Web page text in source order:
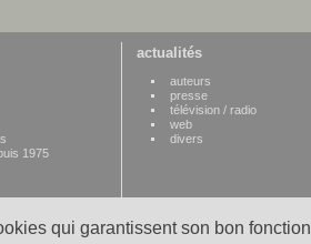
qui garantissent son bon
1975
actualités
auteurs
presse
télévision / radio
web
divers